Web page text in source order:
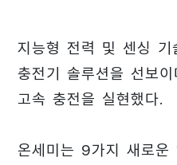
지능형 전력 및 센싱
충전기 솔루션을 선보
고속 충전을 실현했다.
온세미는 9가지 새로